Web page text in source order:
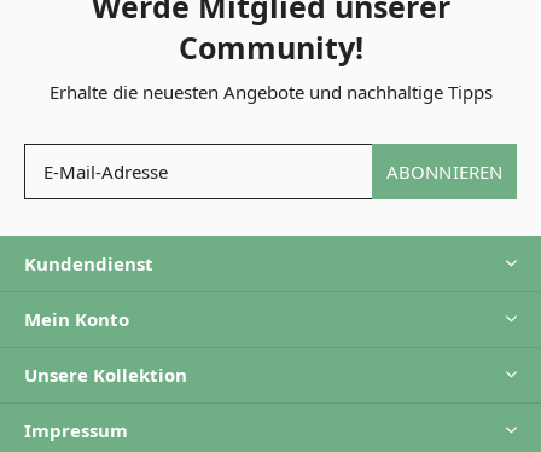
Community!
Erhalte die neuesten Angebote und nachhaltige Tipps
ABONNIEREN
Kundendienst
Mein Konto
Unsere Kollektion
Impressum